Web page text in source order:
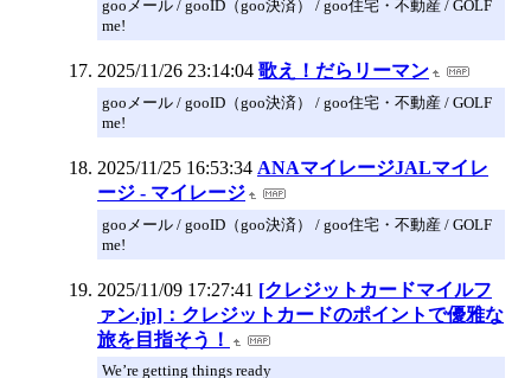
gooメール / gooID（goo決済） / goo住宅・不動産 / GOLF
me!
2025/11/26 23:14:04 歌え！だらリーマン
gooメール / gooID（goo決済） / goo住宅・不動産 / GOLF
me!
2025/11/25 16:53:34 ANAマイレージJALマイレ
ージ - マイレージ
gooメール / gooID（goo決済） / goo住宅・不動産 / GOLF
me!
2025/11/09 17:27:41 [クレジットカードマイルフ
ァン.jp]：クレジットカードのポイントで優雅な
旅を目指そう！
We’re getting things ready